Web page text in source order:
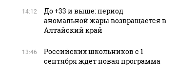
14:12
До +33 и выше: период
аномальной жары возвращается в
Алтайский край
13:46
Российских школьников с 1
сентября ждет новая программа